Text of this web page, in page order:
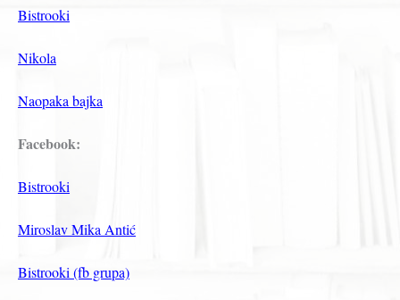
Bistrooki
Nikola
Naopaka bajka
Facebook:
Bistrooki
Miroslav Mika Antić
Bistrooki (fb grupa)